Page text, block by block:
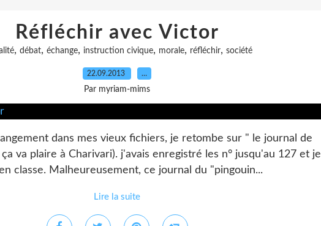
Réfléchir avec Victor
, débat, échange, instruction civique, morale, réfléchir, société
22.09.2013 …
Par myriam-mims
dans mes vieux fichiers, je retombe sur " le journal de
va plaire à Charivari). j'avais enregistré les n° jusqu'au 127 et je
classe. Malheureusement, ce journal du "pingouin...
Lire la suite